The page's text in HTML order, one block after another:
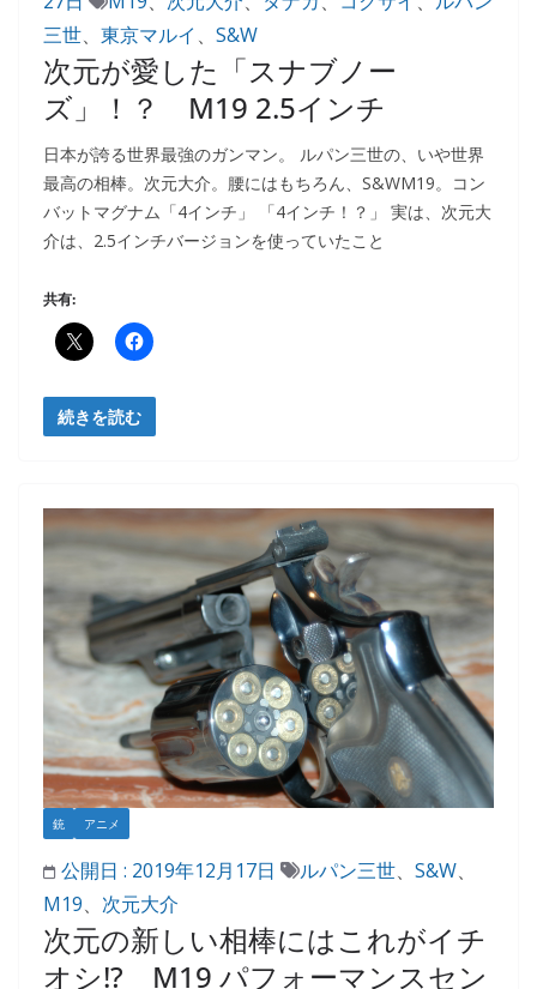
三世、 東京マルイ 、 S&W
次元が愛した「スナブノー
ズ」！？ M19 2.5インチ
日本が誇る世界最強のガンマン。 ルパン三世の、いや世界
最高の相棒。次元大介。腰にはもちろん、S&WM19。コン
バットマグナム「4インチ」 「4インチ！？」 実は、次元大
介は、2.5インチバージョンを使っていたこと
共有:
続きを読む
銃 アニメ
公開日 : 2019年12月17日 ルパン三世、 S&W、
M19、 次元大介
次元の新しい相棒にはこれがイチ
オシ!? M19 パフォーマンスセン